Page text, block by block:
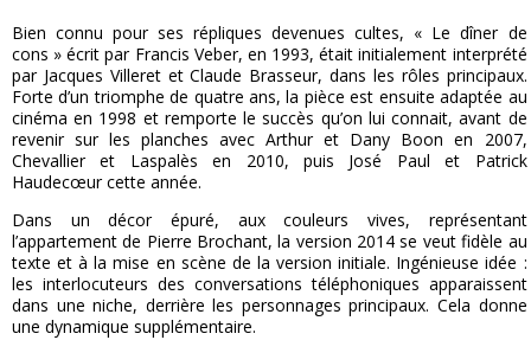
Bien connu pour ses répliques devenues cultes, « Le dîner de
cons » écrit par Francis Veber, en 1993, était initialement interprété
par Jacques Villeret et Claude Brasseur, dans les rôles principaux.
Forte d’un triomphe de quatre ans, la pièce est ensuite adaptée au
cinéma en 1998 et remporte le succès qu’on lui connait, avant de
revenir sur les planches avec Arthur et Dany Boon en 2007,
Chevallier et Laspalès en 2010, puis José Paul et Patrick
Haudecœur cette année.
Dans un décor épuré, aux couleurs vives, représentant
l’appartement de Pierre Brochant, la version 2014 se veut fidèle au
texte et à la mise en scène de la version initiale. Ingénieuse idée :
les interlocuteurs des conversations téléphoniques apparaissent
dans une niche, derrière les personnages principaux. Cela donne
une dynamique supplémentaire.